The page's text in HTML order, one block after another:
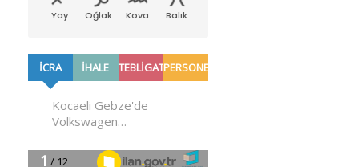
Yay Oğlak Kova Balık